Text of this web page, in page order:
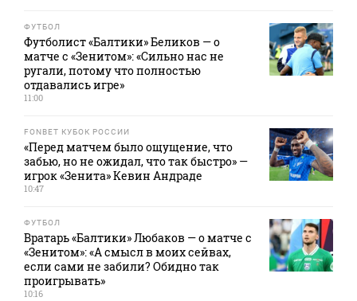
ФУТБОЛ
Футболист «Балтики» Беликов — о
матче с «Зенитом»: «Сильно нас не
ругали, потому что полностью
отдавались игре»
11:00
FONBET КУБОК РОССИИ
«Перед матчем было ощущение, что
забью, но не ожидал, что так быстро» —
игрок «Зенита» Кевин Андраде
10:47
ФУТБОЛ
Вратарь «Балтики» Любаков — о матче с
«Зенитом»: «А смысл в моих сейвах,
если сами не забили? Обидно так
проигрывать»
10:16